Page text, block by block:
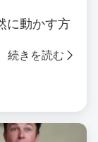
に動かす方
続きを読む